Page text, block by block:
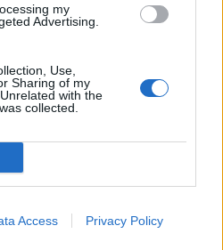
my
Advertising.
Use,
Sharing of my
with the
collected.
Access Privacy Policy